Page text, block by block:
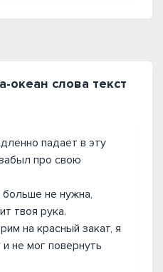
слова текст
падает в эту
про свою
не нужна,
твоя рука.
на красный закат, я
не мог повернуть